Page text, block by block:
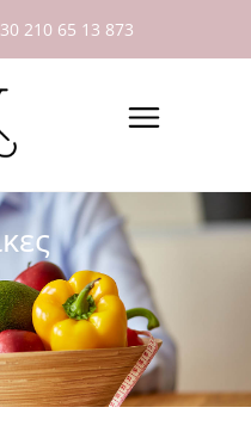
210 65 13 873